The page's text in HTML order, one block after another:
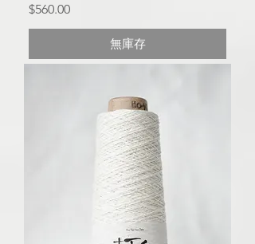
價格
$560.00
無庫存